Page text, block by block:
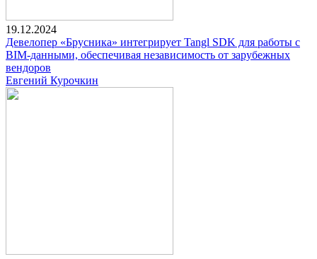
19.12.2024
Девелопер «Брусника» интегрирует Tangl SDK для работы с
BIM-данными, обеспечивая независимость от зарубежных
вендоров
Евгений Курочкин